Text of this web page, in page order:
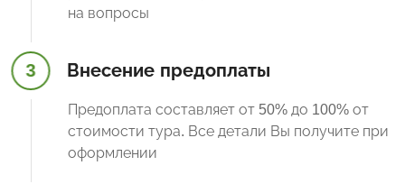
на вопросы
3 Внесение предоплаты
Предоплата составляет от 50% до 100% от
стоимости тура. Все детали Вы получите при
оформлении